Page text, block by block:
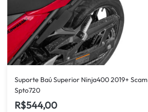
Suporte Baú Superior Ninja400 2019+ Scam
Spto720
R$544,00